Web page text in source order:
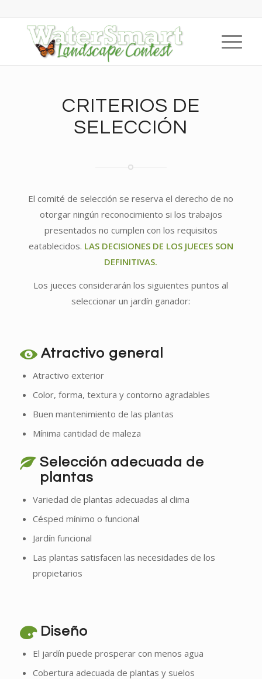
CRITERIOS DE
SELECCIÓN
El comité de selección se reserva el derecho de no
otorgar ningún reconocimiento si los trabajos
presentados no cumplen con los requisitos
eatablecidos. LAS DECISIONES DE LOS JUECES SON
DEFINITIVAS.
Los jueces considerarán los siguientes puntos al
seleccionar un jardín ganador:
Atractivo general
Atractivo exterior
Color, forma, textura y contorno agradables
Buen mantenimiento de las plantas
Mínima cantidad de maleza
Selección adecuada de
plantas
Variedad de plantas adecuadas al clima
Césped mínimo o funcional
Jardín funcional
Las plantas satisfacen las necesidades de los
propietarios
Diseño
El jardín puede prosperar con menos agua
Cobertura adecuada de plantas y suelos